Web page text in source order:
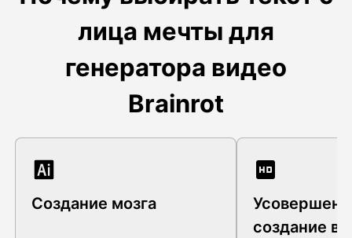
лица мечты для
генератора видео
Brainrot
Создание мозга
создание